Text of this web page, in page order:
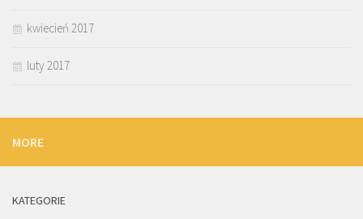
kwiecień 2017
luty 2017
MORE
KATEGORIE